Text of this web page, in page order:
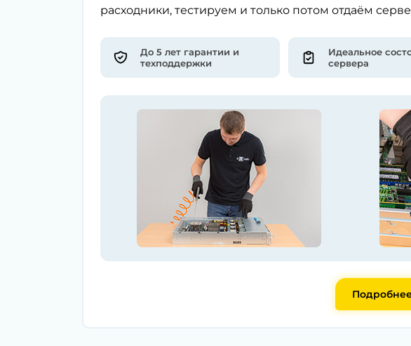
расходники, тестируем и только потом отдаём
До 5 лет гарантии и
техподдержки
Идеальное
сервера